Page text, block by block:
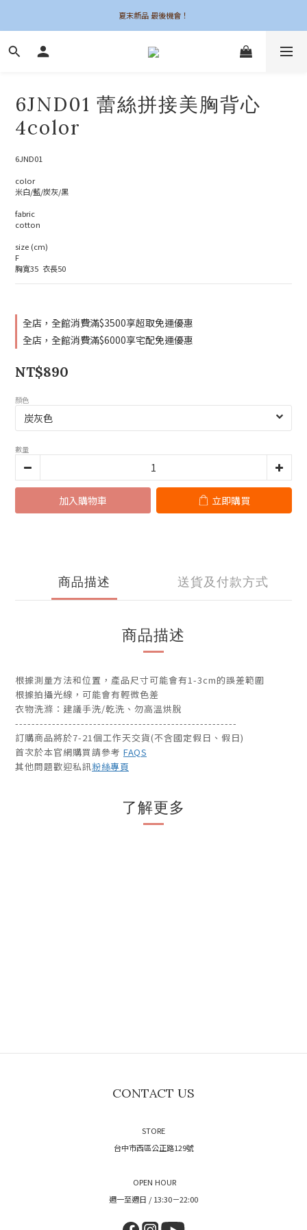
夏末新品 最後機會！
夏末新品 最後機會！
6UNE MADE 全系列自訂
夏末新品 最後機會！
6JND01 蕾絲拼接美胸背心
4color
6JND01
color
米白/藍/炭灰/黑
fabric
cotton
size (cm)
F
胸寬35  衣長50
全店，全館消費滿$3500享超取免運優惠
全店，全館消費滿$6000享宅配免運優惠
NT$890
顏色
數量
加入購物車 立即購買
商品描述 送貨及付款方式
商品描述
根據測量方法和位置，產品尺寸可能會有1-3cm的誤差範圍
根據拍攝光線，可能會有輕微色差
衣物洗滌：建議手洗/乾洗、勿高溫烘脫
------------------------------------------------------
訂購商品將於7-21個工作天交貨(不含國定假日、假日)
首次於本官網購買請參考 FAQS
其他問題歡迎私訊粉絲專頁
了解更多
CONTACT US
STORE
台中市西區公正路129號
OPEN HOUR
週一至週日 / 13:30－22:00